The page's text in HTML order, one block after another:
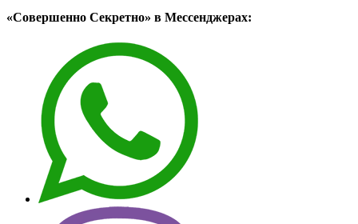
«Совершенно Секретно» в Мессенджерах: